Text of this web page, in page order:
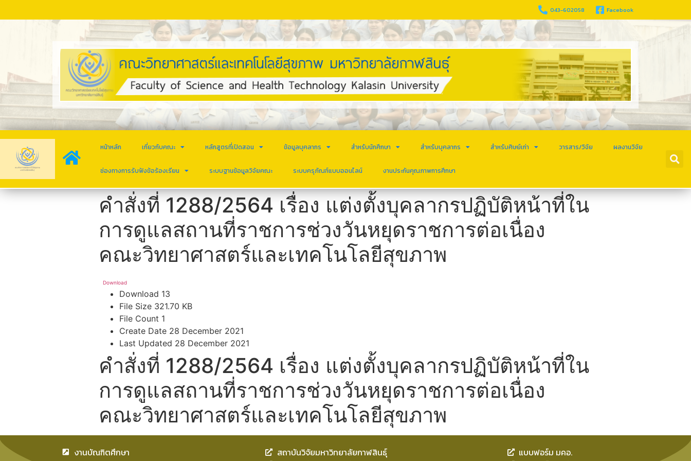
043-602058 Facebook
หน้าหลัก เกี่ยวกับคณะ หลักสูตรที่เปิดสอน ข้อมูลบุคลากร สำหรับนักศึกษา สำหรับบุคลากร สำหรับศิษย์เก่า วารสาร/วิจัย ผลงานวิจัย
ช่องทางการรับฟังข้อร้องเรียน ระบบฐานข้อมูลวิจัยคณะ ระบบครุภัณฑ์แบบออนไลน์ งานประกันคุณภาพการศึกษา
คำสั่งที่ 1288/2564 เรื่อง แต่งตั้งบุคลากรปฏิบัติหน้าที่ใน
การดูแลสถานที่ราชการช่วงวันหยุดราชการต่อเนื่อง
คณะวิทยาศาสตร์และเทคโนโลยีสุขภาพ
Download
Download 13
File Size 321.70 KB
File Count 1
Create Date 28 December 2021
Last Updated 28 December 2021
คำสั่งที่ 1288/2564 เรื่อง แต่งตั้งบุคลากรปฏิบัติหน้าที่ใน
การดูแลสถานที่ราชการช่วงวันหยุดราชการต่อเนื่อง
คณะวิทยาศาสตร์และเทคโนโลยีสุขภาพ
งานบัณฑิตศึกษา
สถาบันวิจัยมหาวิทยาลัยกาฬสินธุ์
แบบฟอร์ม มคอ.